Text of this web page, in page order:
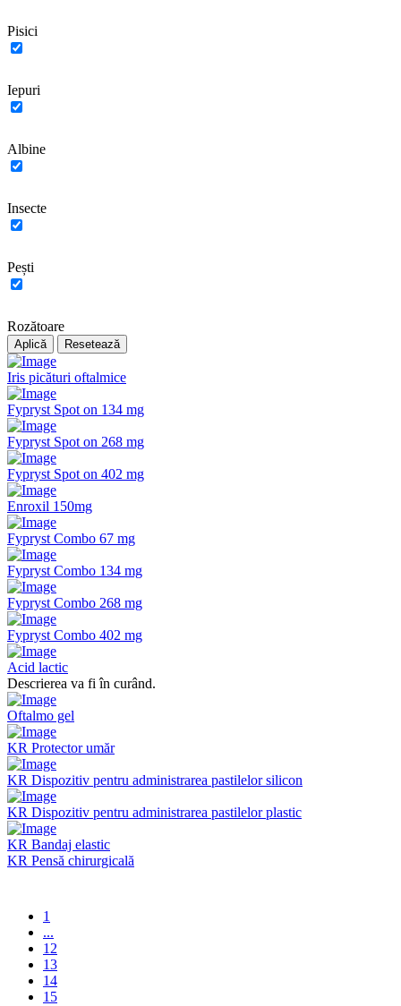
Pisici
Iepuri
Albine
Insecte
Pești
Rozătoare
Aplică Resetează
Iris picături oftalmice
Fypryst Spot on 134 mg
Fypryst Spot on 268 mg
Fypryst Spot on 402 mg
Enroxil 150mg
Fypryst Combo 67 mg
Fypryst Combo 134 mg
Fypryst Combo 268 mg
Fypryst Combo 402 mg
Acid lactic
Descrierea va fi în curând.
Oftalmo gel
KR Protector umăr
KR Dispozitiv pentru administrarea pastilelor silicon
KR Dispozitiv pentru administrarea pastilelor plastic
KR Bandaj elastic
KR Pensă chirurgicală
1
...
12
13
14
15